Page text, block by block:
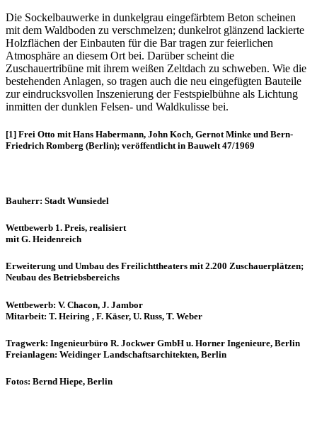
Die Sockelbauwerke in dunkelgrau eingefärbtem Beton scheinen
mit dem Waldboden zu verschmelzen; dunkelrot glänzend lackierte
Holzflächen der Einbauten für die Bar tragen zur feierlichen
Atmosphäre an diesem Ort bei. Darüber scheint die
Zuschauertribüne mit ihrem weißen Zeltdach zu schweben. Wie die
bestehenden Anlagen, so tragen auch die neu eingefügten Bauteile
zur eindrucksvollen Inszenierung der Festspielbühne als Lichtung
inmitten der dunklen Felsen- und Waldkulisse bei.
[1] Frei Otto mit Hans Habermann, John Koch, Gernot Minke und Bern-
Friedrich Romberg (Berlin); veröffentlicht in Bauwelt 47/1969
Bauherr: Stadt Wunsiedel
Wettbewerb 1. Preis, realisiert
mit G. Heidenreich
Erweiterung und Umbau des Freilichttheaters mit 2.200 Zuschauerplätzen;
Neubau des Betriebsbereichs
Wettbewerb: V. Chacon, J. Jambor
Mitarbeit: T. Heiring , F. Käser, U. Russ, T. Weber
Tragwerk: Ingenieurbüro R. Jockwer GmbH u. Horner Ingenieure, Berlin
Freianlagen: Weidinger Landschaftsarchitekten, Berlin
Fotos: Bernd Hiepe, Berlin